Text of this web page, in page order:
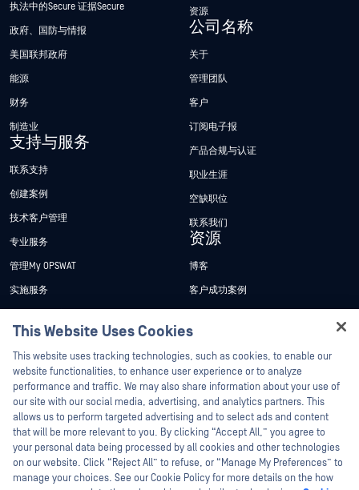
执法中的Secure 证据Secure
政府、国防与情报
美国联邦政府
能源
财务
制造业
支持与服务
联系支持
创建案例
技术客户管理
专业服务
管理My OPSWAT
实施服务
技术文档
培训
漏洞计划
合作伙伴
认证
技术合作伙伴
渠道合作伙伴计划
资源
公司名称
关于
管理团队
客户
订阅电子报
产品合规与认证
职业生涯
空缺职位
联系我们
资源
博客
客户成功案例
新闻报道
活动
网络研讨会
产品型录
白皮书
免费工具
This Website Uses Cookies
This website uses tracking technologies, such as cookies, to enable our
website functionalities, to enhance user experience or to analyze
performance and traffic. We may also share information about your use of
our site with our social media, advertising, and analytics partners. This
allows us to perform targeted advertising and to select ads and content
that will be more relevant to you. By clicking “Accept All,” you agree to
your personal data being processed by all cookies and other technologies
on our website. Click “Reject All” to refuse, or “Manage My Preferences” to
manage your choices. See our Cookie Policy for more details on the how
Hey there!
I'm Ozzy, your OPSWAT virtual assistant.
How can I help you secure what's critical
today?